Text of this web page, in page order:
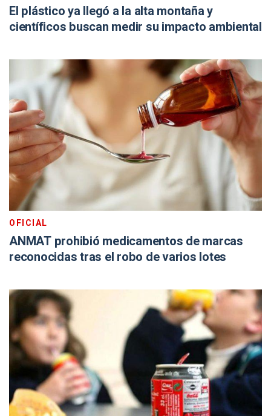
El plástico ya llegó a la alta montaña y
científicos buscan medir su impacto ambiental
OFICIAL
ANMAT prohibió medicamentos de marcas
reconocidas tras el robo de varios lotes